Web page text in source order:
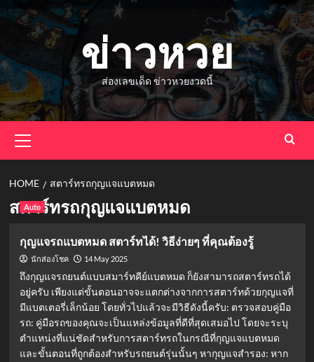
Skip
ข่าวหวย
ส่องเลขเด็ด ข่าวหวยงวดนี้
Menu
HOME สตาร์ทรถกุญแจแบตหมด
สตาร์ทรถกุญแจแบตหมด
Auto
กุญแจรถแบตหมด สตาร์ทได้! วิธีง่ายๆ ที่คุณต้องรู้
นักส่องโชค 14 May 2025
ถึงกุญแจรถยนต์แบบสมาร์ทคีย์แบตหมด ก็ยังสามารถสตาร์ทรถได้
อยู่ครับ เพียงแต่ขั้นตอนอาจจะแตกต่างจากการสตาร์ทด้วยกุญแจที่
มีแบตเตอรี่เล็กน้อย โดยทั่วไปแล้วจะมีวิธีดังนี้ครับ: ตรวจสอบคู่มือ
รถ: คู่มือรถของคุณจะเป็นแหล่งข้อมูลที่ดีที่สุดเสมอไป โดยจะระบุ
ตำแหน่งที่แน่ชัดสำหรับการสตาร์ทรถในกรณีที่กุญแจแบตหมด
และขั้นตอนที่ถูกต้องสำหรับรถยนต์รุ่นนั้นๆ หากุญแจสำรอง: หาก